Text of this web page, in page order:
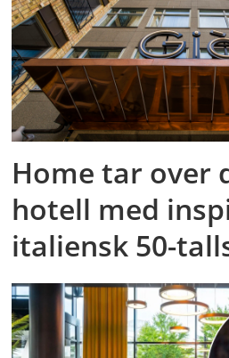
Home tar over
hotell med
italiensk 50-